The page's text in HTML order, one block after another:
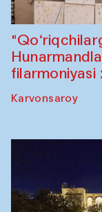
filarmoniyasi
Karvonsaroy